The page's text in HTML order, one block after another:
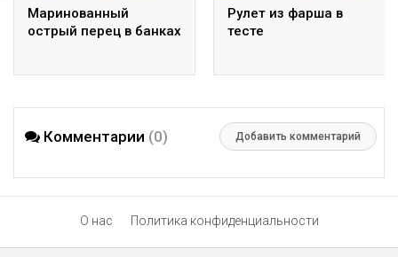
Маринованный
острый перец в банках
Рулет из фарша в
тесте
Комментарии (0) Добавить комментарий
О нас Политика конфиденциальности